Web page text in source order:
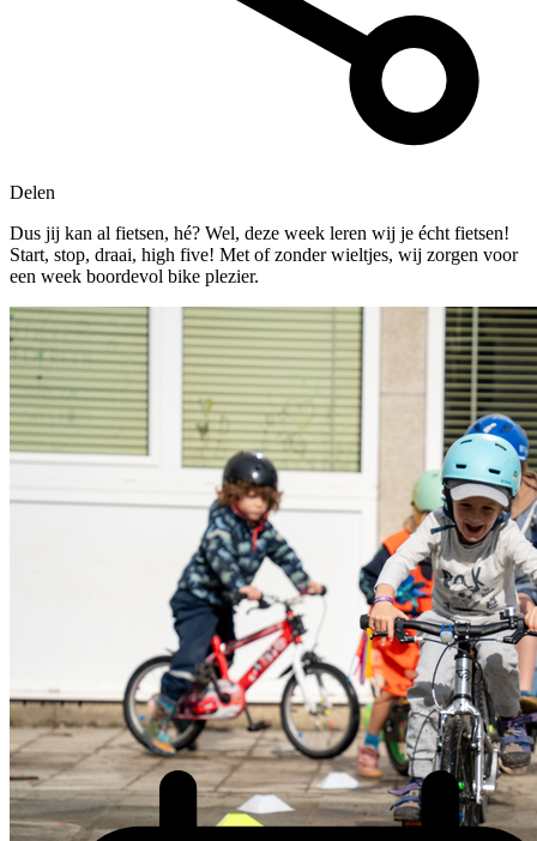
Delen
Dus jij kan al fietsen, hé? Wel, deze week leren wij je écht fietsen!
Start, stop, draai, high five! Met of zonder wieltjes, wij zorgen voor
een week boordevol bike plezier.